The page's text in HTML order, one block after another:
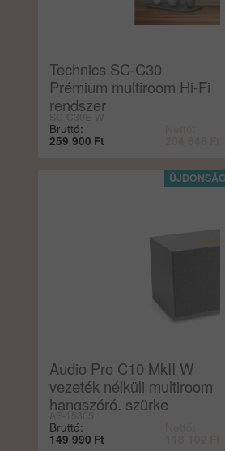
Technics SC-C30
Prémium multiroom Hi-Fi
rendszer
Bruttó:
259 900 Ft
Audio Pro C10 MkII W
vezeték nélküli multiroom
hangszóró, szürke
Bruttó:
149 990 Ft